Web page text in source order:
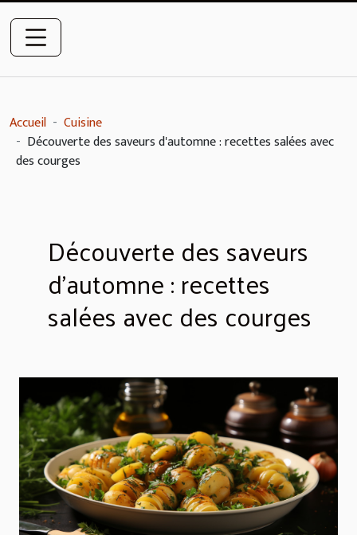
Accueil
Cuisine
Découverte des saveurs d'automne : recettes salées avec
des courges
Découverte des saveurs
d'automne : recettes
salées avec des courges